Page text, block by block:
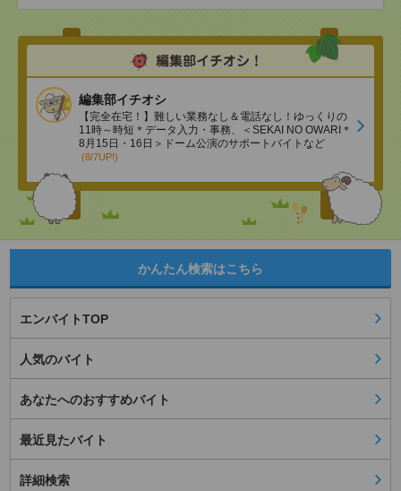
編集部イチオシ
【完全在宅！】難しい業務なし＆電話なし！ゆっくりの
11時～時短＊データ入力・事務、＜SEKAI NO OWARI＊
8月15日・16日＞ドーム公演のサポートバイトなど
(8/7UP!)
かんたん検索はこちら
エンバイトTOP
人気のバイト
あなたへのおすすめバイト
最近見たバイト
詳細検索